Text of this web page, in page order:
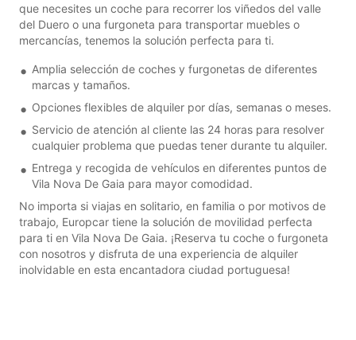
que necesites un coche para recorrer los viñedos del valle
del Duero o una furgoneta para transportar muebles o
mercancías, tenemos la solución perfecta para ti.
Amplia selección de coches y furgonetas de diferentes
marcas y tamaños.
Opciones flexibles de alquiler por días, semanas o meses.
Servicio de atención al cliente las 24 horas para resolver
cualquier problema que puedas tener durante tu alquiler.
Entrega y recogida de vehículos en diferentes puntos de
Vila Nova De Gaia para mayor comodidad.
No importa si viajas en solitario, en familia o por motivos de
trabajo, Europcar tiene la solución de movilidad perfecta
para ti en Vila Nova De Gaia. ¡Reserva tu coche o furgoneta
con nosotros y disfruta de una experiencia de alquiler
inolvidable en esta encantadora ciudad portuguesa!